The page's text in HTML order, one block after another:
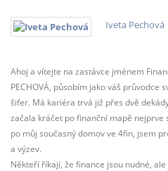
Iveta Pechová
Ahoj a vítejte na zastávce jménem
PECHOVÁ, působím jako váš průvodce
šifer. Má kariéra trvá již přes dvě
začala kráčet po finanční mapě nejprve
po můj současný domov ve 4fin, jsem
a výzev.
Někteří říkají, že finance jsou nudné,